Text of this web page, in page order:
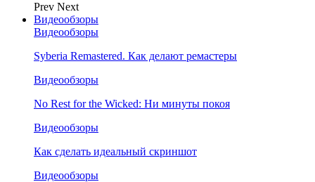
Prev Next
Видеообзоры
Видеообзоры
Syberia Remastered. Как делают ремастеры
Видеообзоры
No Rest for the Wicked: Ни минуты покоя
Видеообзоры
Как сделать идеальный скриншот
Видеообзоры